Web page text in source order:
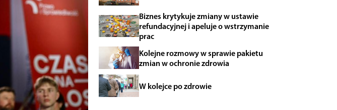
Biznes krytykuje zmiany w ustawie
refundacyjnej i apeluje o wstrzymanie
prac
Kolejne rozmowy w sprawie pakietu
zmian w ochronie zdrowia
W kolejce po zdrowie